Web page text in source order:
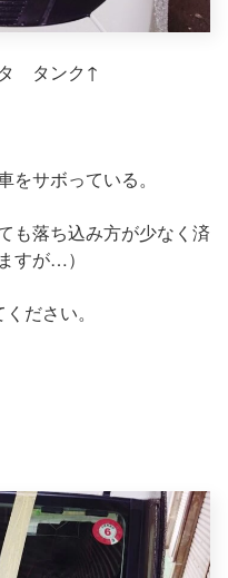
タ タンク↑
をサボっている。
も落ち込み方が少なく済
すが…）
ださい。